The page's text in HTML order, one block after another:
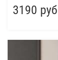
3190 руб